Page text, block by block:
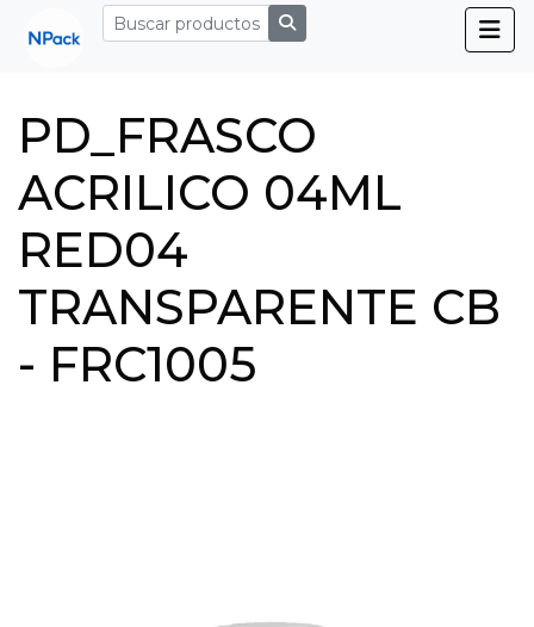
PD_FRASCO
ACRILICO 04ML
RED04
TRANSPARENTE CB
- FRC1005